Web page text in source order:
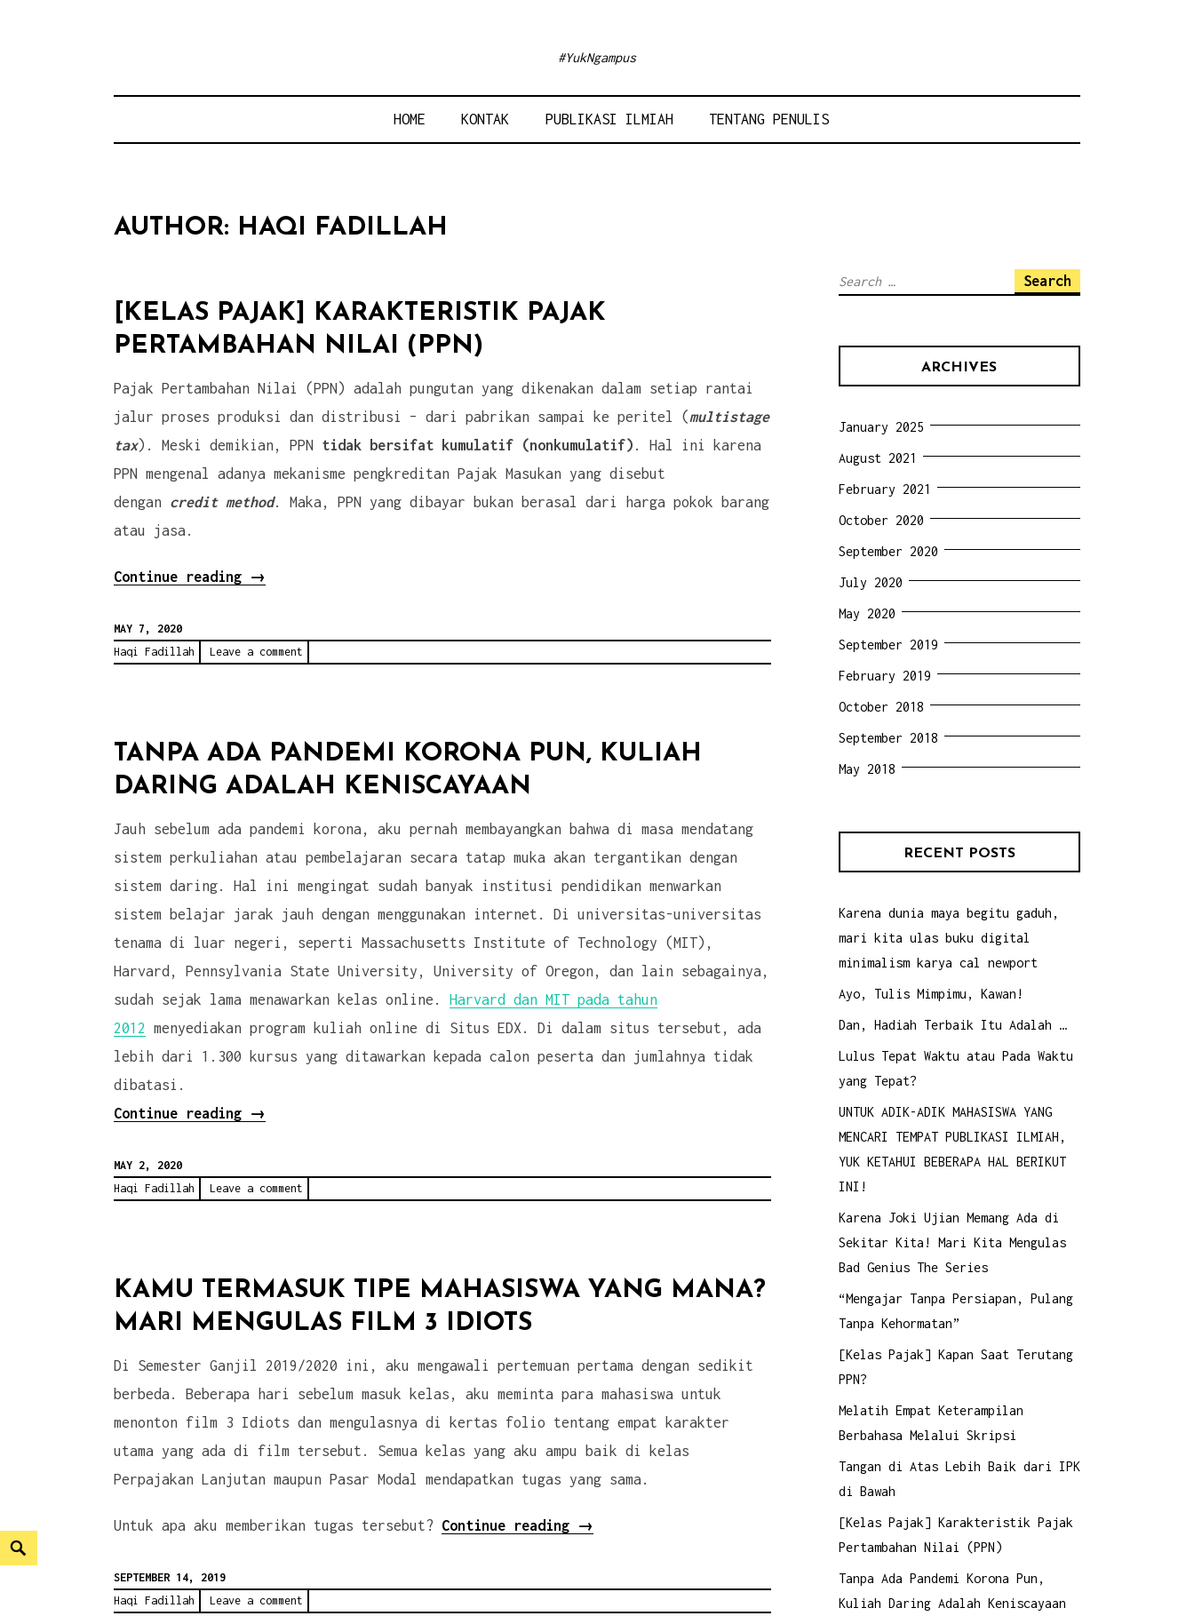
#YukNgampus
HOME KONTAK PUBLIKASI ILMIAH TENTANG PENULIS
Search
AUTHOR: HAQI FADILLAH
[KELAS PAJAK] KARAKTERISTIK PAJAK
PERTAMBAHAN NILAI (PPN)
Pajak Pertambahan Nilai (PPN) adalah pungutan yang dikenakan dalam setiap rantai
jalur proses produksi dan distribusi – dari pabrikan sampai ke peritel (multistage
tax). Meski demikian, PPN tidak bersifat kumulatif (nonkumulatif) . Hal ini karena
PPN mengenal adanya mekanisme pengkreditan Pajak Masukan yang disebut
dengan credit method. Maka, PPN yang dibayar bukan berasal dari harga pokok barang
atau jasa.
Continue reading
“[Kelas
Pajak
(PPN)”
→
MAY 7, 2020
Haqi Fadillah
Leave a comment
TANPA ADA PANDEMI KORONA PUN, KULIAH
DARING ADALAH KENISCAYAAN
Jauh sebelum ada pandemi korona, aku pernah membayangkan bahwa di masa mendatang
sistem perkuliahan atau pembelajaran secara tatap muka akan tergantikan dengan
sistem daring. Hal ini mengingat sudah banyak institusi pendidikan menwarkan
sistem belajar jarak jauh dengan menggunakan internet. Di universitas-universitas
tenama di luar negeri, seperti Massachusetts Institute of Technology (MIT),
Harvard, Pennsylvania State University, University of Oregon, dan lain sebagainya,
sudah sejak lama menawarkan kelas online. Harvard dan MIT pada tahun
2012
menyediakan program kuliah online di Situs EDX. Di dalam situs tersebut, ada
lebih dari 1.300 kursus yang ditawarkan kepada calon peserta dan jumlahnya tidak
dibatasi.
Continue reading
“Tanpa
Korona
Daring
Adalah
→
MAY 2, 2020
Haqi Fadillah
Leave a comment
KAMU TERMASUK TIPE MAHASISWA YANG MANA?
MARI MENGULAS FILM 3 IDIOTS
Di Semester Ganjil 2019/2020 ini, aku mengawali pertemuan pertama dengan sedikit
berbeda. Beberapa hari sebelum masuk kelas, aku meminta para mahasiswa untuk
menonton film 3 Idiots dan mengulasnya di kertas folio tentang empat karakter
utama yang ada di film tersebut. Semua kelas yang aku ampu baik di kelas
Perpajakan Lanjutan maupun Pasar Modal mendapatkan tugas yang sama.
Untuk apa aku memberikan tugas tersebut? Continue reading
“Kamu
Mahasiswa
→
SEPTEMBER 14, 2019
Haqi Fadillah
Leave a comment
Search
ARCHIVES
January 2025
August 2021
February 2021
October 2020
September 2020
July 2020
May 2020
September 2019
February 2019
October 2018
September 2018
May 2018
RECENT POSTS
Karena dunia maya begitu gaduh,
mari kita ulas buku digital
minimalism karya cal newport
Ayo, Tulis Mimpimu, Kawan!
Dan, Hadiah Terbaik Itu Adalah …
Lulus Tepat Waktu atau Pada Waktu
yang Tepat?
UNTUK ADIK-ADIK MAHASISWA YANG
MENCARI TEMPAT PUBLIKASI ILMIAH,
YUK KETAHUI BEBERAPA HAL BERIKUT
INI!
Karena Joki Ujian Memang Ada di
Sekitar Kita! Mari Kita Mengulas
Bad Genius The Series
“Mengajar Tanpa Persiapan, Pulang
Tanpa Kehormatan”
[Kelas Pajak] Kapan Saat Terutang
PPN?
Melatih Empat Keterampilan
Berbahasa Melalui Skripsi
Tangan di Atas Lebih Baik dari IPK
di Bawah
[Kelas Pajak] Karakteristik Pajak
Pertambahan Nilai (PPN)
Tanpa Ada Pandemi Korona Pun,
Kuliah Daring Adalah Keniscayaan